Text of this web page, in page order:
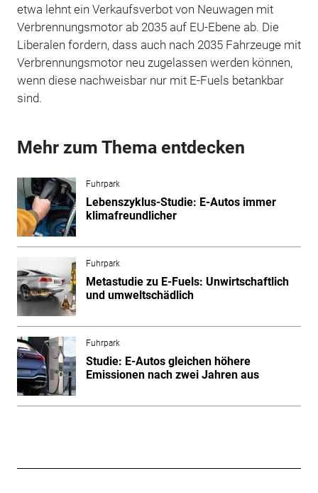
etwa lehnt ein Verkaufsverbot von Neuwagen mit
Verbrennungsmotor ab 2035 auf EU-Ebene ab. Die
Liberalen fordern, dass auch nach 2035 Fahrzeuge mit
Verbrennungsmotor neu zugelassen werden können,
wenn diese nachweisbar nur mit E-Fuels betankbar
sind.
Mehr zum Thema entdecken
Fuhrpark
Lebenszyklus-Studie: E-Autos immer
klimafreundlicher
Fuhrpark
Metastudie zu E-Fuels: Unwirtschaftlich
und umweltschädlich
Fuhrpark
Studie: E-Autos gleichen höhere
Emissionen nach zwei Jahren aus